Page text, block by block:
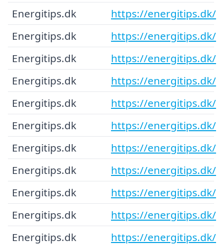
Energitips.dk
https://energitips.dk/
Energitips.dk
https://energitips.dk/
Energitips.dk
https://energitips.dk/
Energitips.dk
https://energitips.dk/
Energitips.dk
https://energitips.dk/
Energitips.dk
https://energitips.dk/
Energitips.dk
https://energitips.dk/
Energitips.dk
https://energitips.dk/
Energitips.dk
https://energitips.dk/
Energitips.dk
https://energitips.dk/
Energitips.dk
https://energitips.dk/